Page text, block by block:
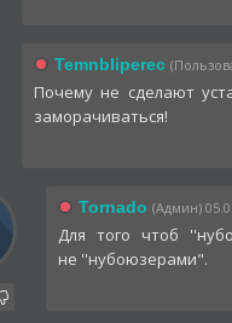
TemnbIiperec
Почему не сделают
заморачиваться!
Tornado (Админ)
Для того чтоб
не ''нубоюзерами".